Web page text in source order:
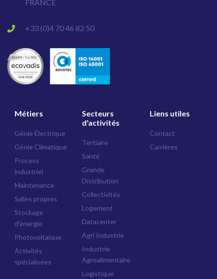
FRANCE
+33 (0)4 70 46 82 50
Métiers
Génie Électrique
Génie Climatique
Process
industriel
Maintenance
Salles propres
Stockage
d’énergie
Photovoltaïque
Activités
spécialisées
Secteurs
d'activités
Tertiaire
Santé
Grande
Distribution
Collectivités
Logement
Datacenter
Agri Industrie
Industrie
Agroalimentaire
Logistique
Liens utiles
Contact
Carrières